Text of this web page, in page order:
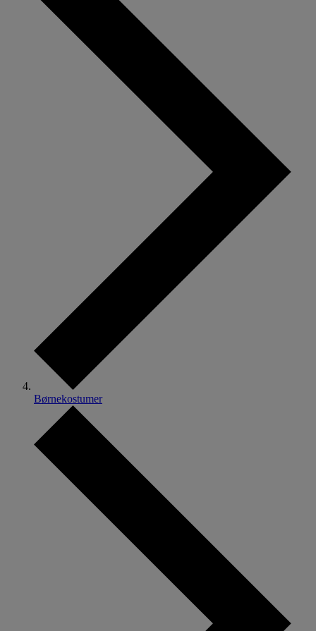
Børnekostumer